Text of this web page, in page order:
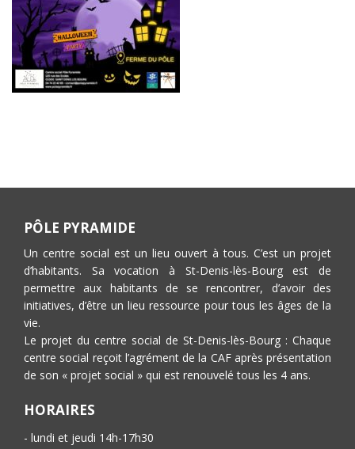
PÔLE PYRAMIDE
Un centre social est un lieu ouvert à tous. C’est un projet
d’habitants. Sa vocation à St-Denis-lès-Bourg est de
permettre aux habitants de se rencontrer, d’avoir des
initiatives, d’être un lieu ressource pour tous les âges de la
vie.
Le projet du centre social de St-Denis-lès-Bourg : Chaque
centre social reçoit l’agrément de la CAF après présentation
de son « projet social » qui est renouvelé tous les 4 ans.
HORAIRES
- lundi et jeudi 14h-17h30